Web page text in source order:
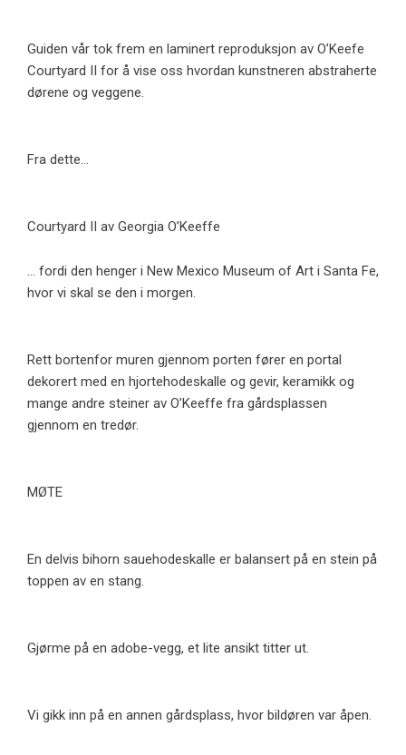
Guiden vår tok frem en laminert reproduksjon av O’Keefe
Courtyard II for å vise oss hvordan kunstneren abstraherte
dørene og veggene.
Fra dette…
Courtyard II av Georgia O’Keeffe
… fordi den henger i New Mexico Museum of Art i Santa Fe,
hvor vi skal se den i morgen.
Rett bortenfor muren gjennom porten fører en portal
dekorert med en hjortehodeskalle og gevir, keramikk og
mange andre steiner av O’Keeffe fra gårdsplassen
gjennom en tredør.
MØTE
En delvis bihorn sauehodeskalle er balansert på en stein på
toppen av en stang.
Gjørme på en adobe-vegg, et lite ansikt titter ut.
Vi gikk inn på en annen gårdsplass, hvor bildøren var åpen.